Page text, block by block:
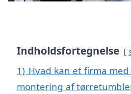
Indholdsfortegnelse
1) Hvad kan et firma
montering af